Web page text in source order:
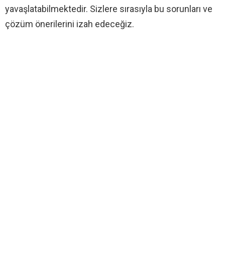
yavaşlatabilmektedir. Sizlere sırasıyla bu sorunları ve
çözüm önerilerini izah edeceğiz.